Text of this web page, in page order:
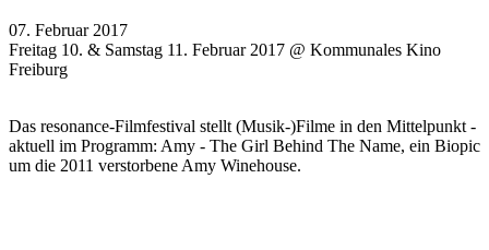
07. Februar 2017
Freitag 10. & Samstag 11. Februar 2017 @ Kommunales Kino
Freiburg
Das resonance-Filmfestival stellt (Musik-)Filme in den Mittelpunkt -
aktuell im Programm: Amy - The Girl Behind The Name, ein Biopic
um die 2011 verstorbene Amy Winehouse.